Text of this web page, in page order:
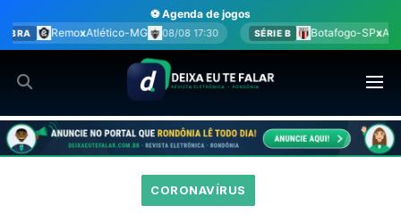
para
o
conteúdo
⚽ Agenda de jogos
08/08 17:30 SÉRIE B Botafogo-SP x América-MG 08/08 17:30
CORONAVÍRUS